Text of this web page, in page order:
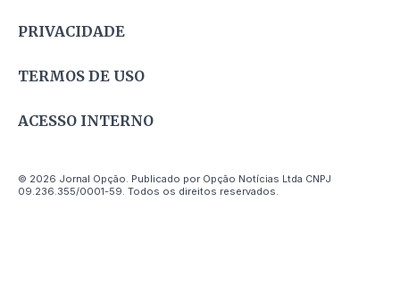
PRIVACIDADE
TERMOS DE USO
ACESSO INTERNO
© 2026 Jornal Opção. Publicado por Opção Notícias Ltda CNPJ
09.236.355/0001-59. Todos os direitos reservados.